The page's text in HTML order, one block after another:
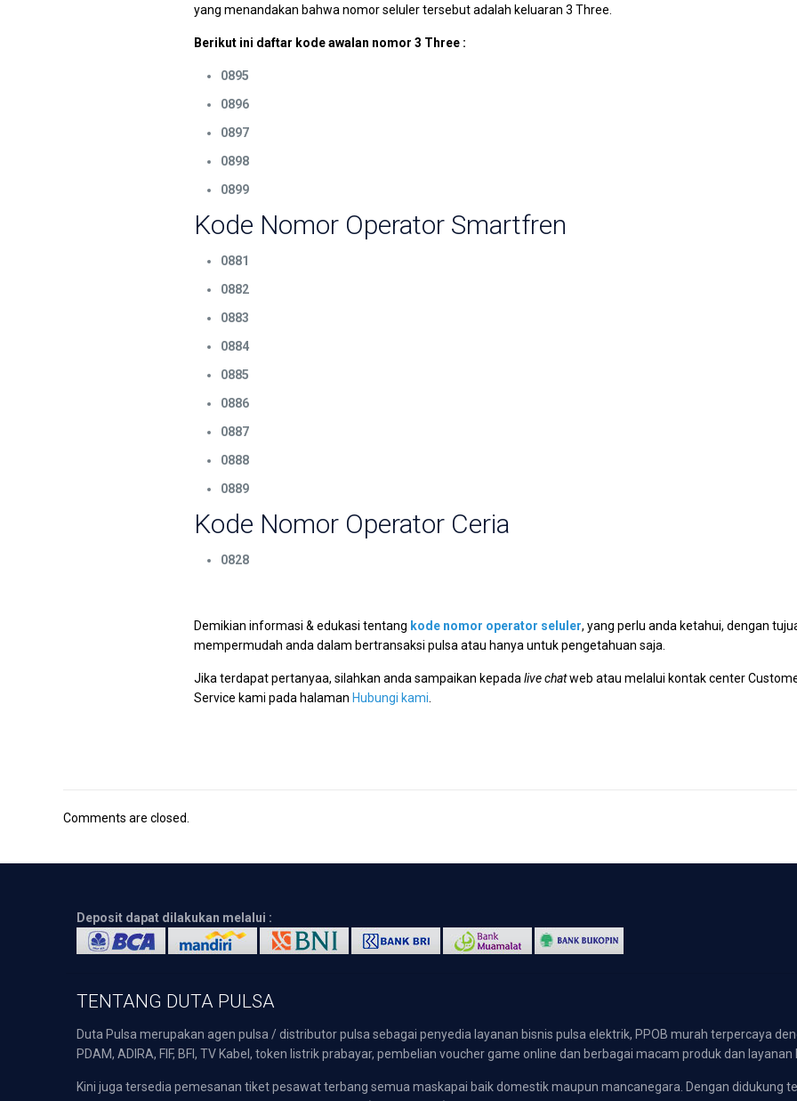
yang menandakan bahwa nomor seluler tersebut adalah keluaran 3 Three.
Berikut ini daftar kode awalan nomor 3 Three :
0895
0896
0897
0898
0899
Kode Nomor Operator Smartfren
0881
0882
0883
0884
0885
0886
0887
0888
0889
Kode Nomor Operator Ceria
0828
Demikian informasi & edukasi tentang kode nomor operator seluler, yang perlu anda ketahui, dengan
mempermudah anda dalam bertransaksi pulsa atau hanya untuk pengetahuan saja.
Jika terdapat pertanyaa, silahkan anda sampaikan kepadalive chatweb atau melalui kontak center
Service kami pada halaman Hubungi kami
Comments are closed.
Deposit dapat dilakukan melalui :
TENTANG DUTA PULSA
Duta Pulsa merupakan agen pulsa / distributor pulsa sebagai penyedia layanan bisnis pulsa elektrik, PPOB murah terpercaya
PDAM, ADIRA, FIF, BFI, TV Kabel, token listrik prabayar, pembelian voucher game online dan berbagai macam produk dan layanan
Kini juga tersedia pemesanan tiket pesawat terbang semua maskapai baik domestik maupun mancanegara. Dengan didukung